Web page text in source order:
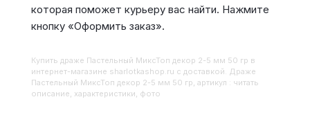
которая поможет курьеру вас найти. Нажмите
кнопку «Оформить заказ».
Купить Драже Пастельный МиксТоп декор 2-5 мм 50 гр в
интернет-магазине sharlotkashop.ru с доставкой. Драже
Пастельный МиксТоп декор 2-5 мм 50 гр, артикул : читать
описание, характеристики, фото